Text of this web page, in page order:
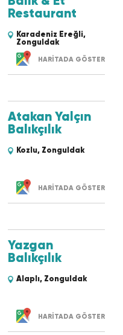
Restaurant
Karadeniz Ereğli,
Zonguldak
HARİTADA GÖSTER
Atakan Yalçın
Balıkçılık
Kozlu, Zonguldak
HARİTADA GÖSTER
Yazgan
Balıkçılık
Alaplı, Zonguldak
HARİTADA GÖSTER